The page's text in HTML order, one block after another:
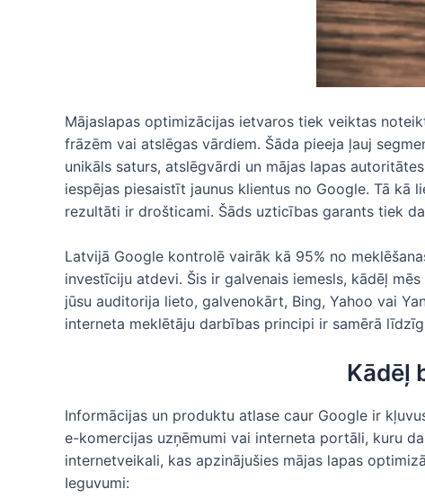
Mājaslapas optimizācijas ietvaros tiek veiktas
frāzēm vai atslēgas vārdiem. Šāda pieeja ļauj
unikāls saturs, atslēgvārdi un mājas lapas
iespējas piesaistīt jaunus klientus no Google. Tā kā
rezultāti ir drošticami. Šāds uzticības garants tiek
Latvijā Google kontrolē vairāk kā 95% no
investīciju atdevi. Šis ir galvenais iemesls, kādēļ
jūsu auditorija lieto, galvenokārt, Bing, Yahoo vai
interneta meklētāju darbības principi ir samērā
Kādēļ
Informācijas un produktu atlase caur Google ir
e-komercijas uzņēmumi vai interneta portāli, kuru
internetveikali, kas apzinājušies mājas lapas
Ieguvumi: